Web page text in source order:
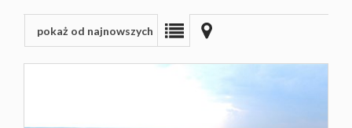
Najem
pokaż od najnowszych